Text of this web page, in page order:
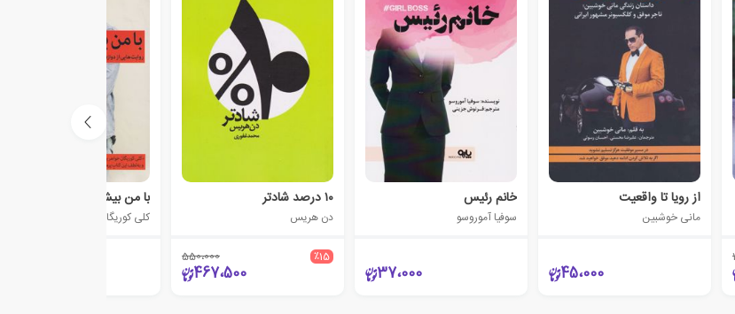
از رویا تا واقعیت
مانی خوشبین
45،000
خانم رئیس
سوفیا آموروسو
37،000
۱۰ درصد شادتر
دن هریس
٪15 550،000
467،500
با من بیش تر حرف بزن
کلی کوریگان